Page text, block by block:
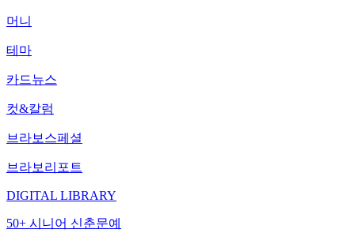
머니
테마
카드뉴스
컷&칼럼
브라보스페셜
브라보리포트
DIGITAL LIBRARY
50+ 시니어 신춘문예